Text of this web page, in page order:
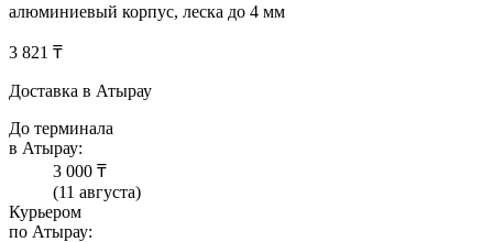
алюминиевый корпус, леска до 4 мм
3 821 ₸
Доставка в Атырау
До терминала
в Атырау:
3 000 ₸
(11 августа)
Курьером
по Атырау: